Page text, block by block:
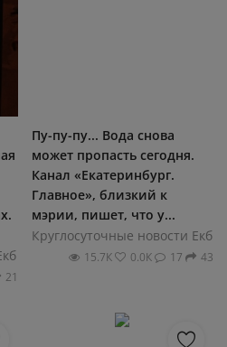
21
Пу-пу-пу... Вода снова
может пропасть сегодня.
Канал «Екатеринбург.
Главное», близкий к
мэрии, пишет, что у...
Круглосуточные новости Екб
15.7К 0.0К 17 43